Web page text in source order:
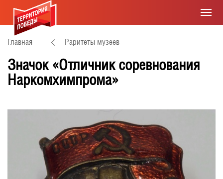
Главная Раритеты музеев
Значок «Отличник соревнования
Наркомхимпрома»